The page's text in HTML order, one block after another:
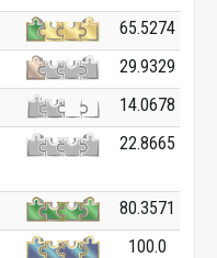
65.5274
29.9329
14.0678
22.8665
80.3571
100.0